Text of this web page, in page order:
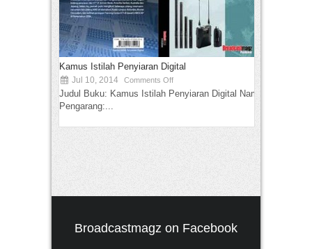
Kamus Istilah Penyiaran Digital
Jul 10, 2014 Comments Off
Judul Buku: Kamus Istilah Penyiaran Digital Nama
Pengarang:...
Broadcastmagz on Facebook